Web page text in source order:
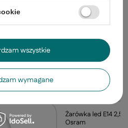
chromowy z
produkty
Żarówka led E14
Osram
wymagane
wszystkie